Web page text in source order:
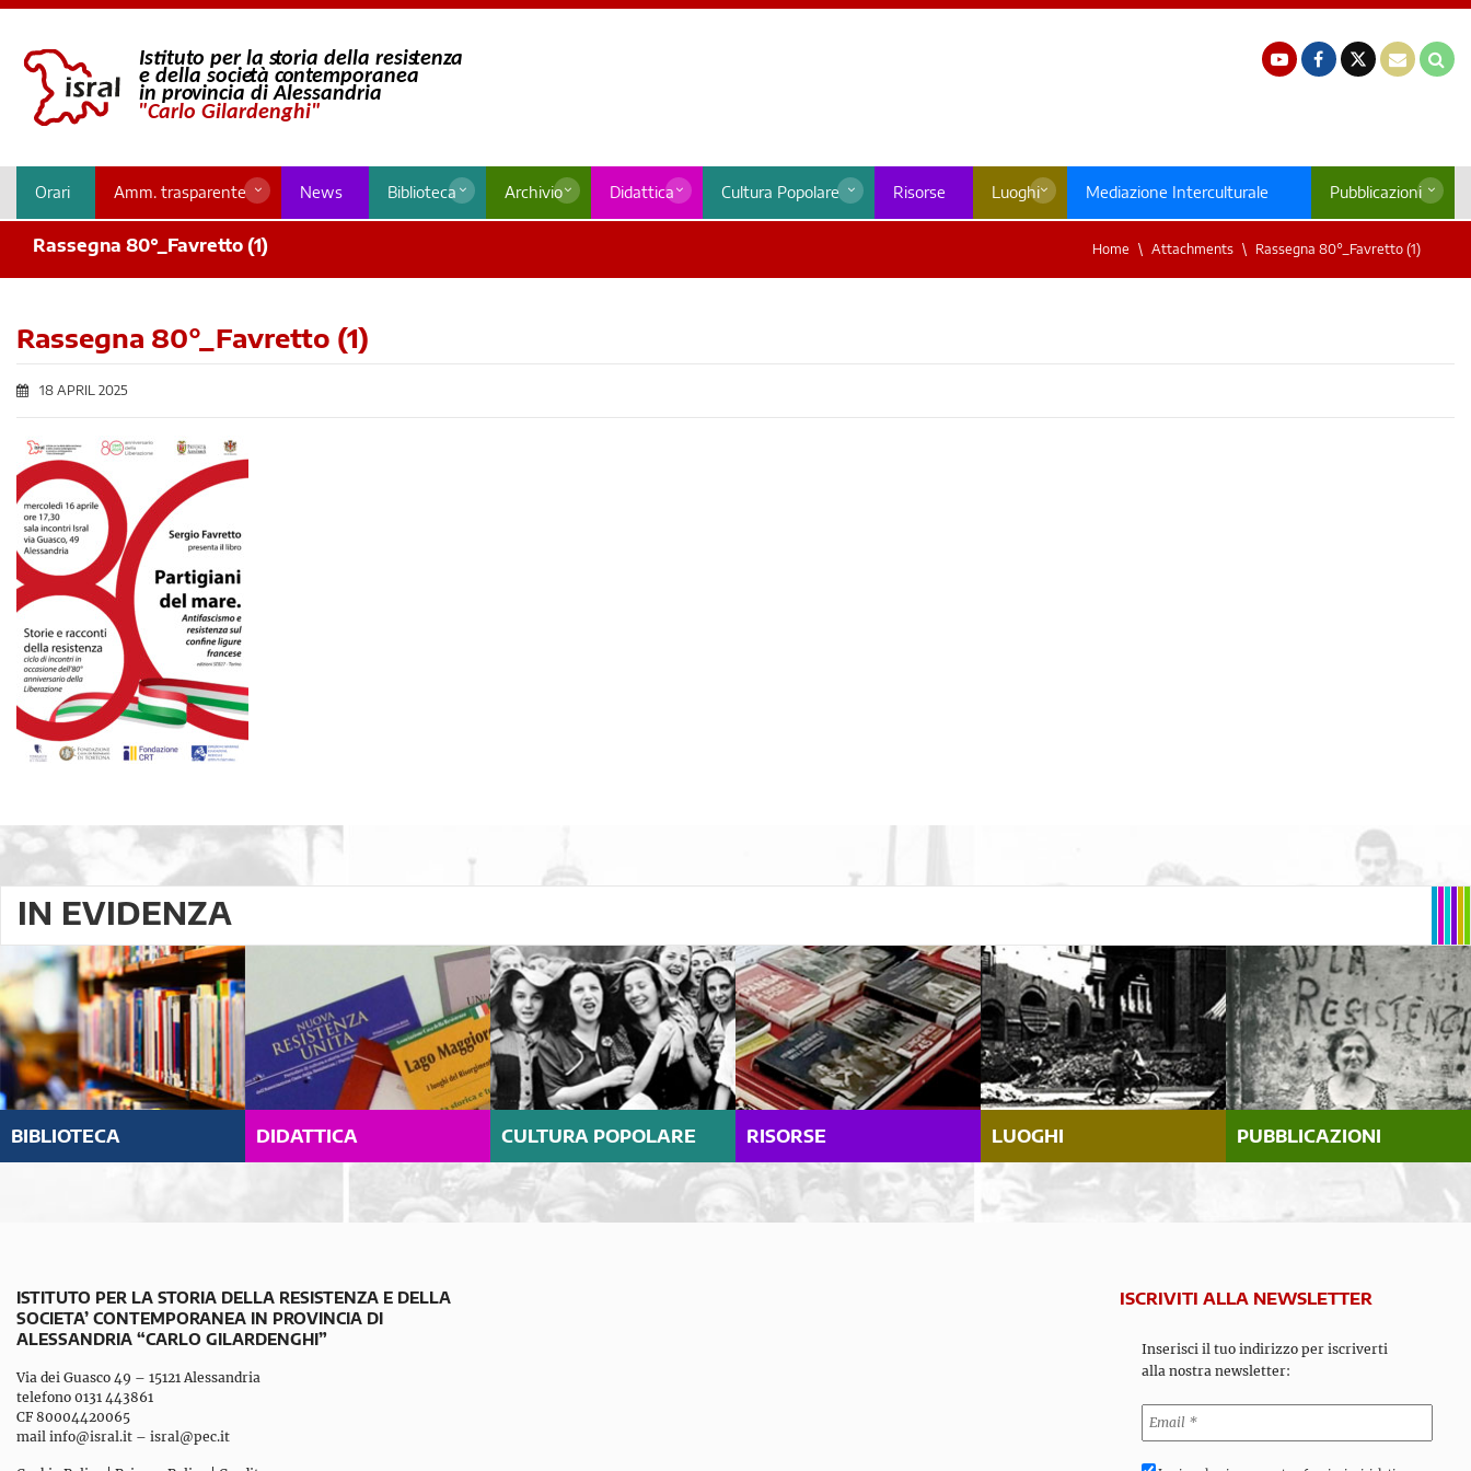
Orari Amm. trasparente News Biblioteca Archivio Didattica Cultura Popolare Risorse Luoghi Mediazione Interculturale Pubblicazioni
Rassegna 80°_Favretto (1) Home Attachments Rassegna 80°_Favretto (1)
Rassegna 80°_Favretto (1)
18 APRIL 2025
IN EVIDENZA
BIBLIOTECA DIDATTICA CULTURA POPOLARE RISORSE LUOGHI PUBBLICAZIONI
ISTITUTO PER LA STORIA DELLA RESISTENZA E DELLA
SOCIETA’ CONTEMPORANEA IN PROVINCIA DI
ALESSANDRIA “CARLO GILARDENGHI”
Via dei Guasco 49 – 15121 Alessandria
telefono 0131 443861
CF 80004420065
mail info@isral.it – isral@pec.it
ISCRIVITI ALLA NEWSLETTER
Inserisci il tuo indirizzo per iscriverti
alla nostra newsletter: